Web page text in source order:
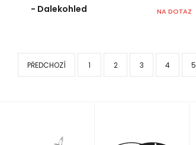
- Dalekohled
NA DOTAZ
PŘEDCHOZÍ 1 2 3 4 5